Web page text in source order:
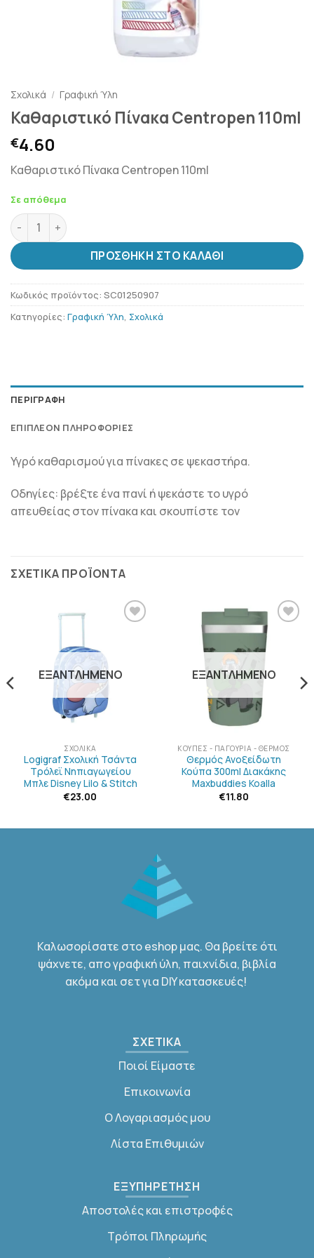
Σχολικά / Γραφική Ύλη
Καθαριστικό Πίνακα Centropen 110ml
€4.60
Καθαριστικό Πίνακα Centropen 110ml
Σε απόθεμα
Καθαριστικό Πίνακα Centropen 110ml ποσότητα
ΠΡΟΣΘΉΚΗ ΣΤΟ ΚΑΛΆΘΙ
Κωδικός προϊόντος: SC01250907
Κατηγορίες: Γραφική Ύλη, Σχολικά
ΠΕΡΙΓΡΑΦΉ
ΕΠΙΠΛΈΟΝ ΠΛΗΡΟΦΟΡΊΕΣ
Υγρό καθαρισμού για πίνακες σε ψεκαστήρα.
Οδηγίες: βρέξτε ένα πανί ή ψεκάστε το υγρό
απευθείας στον πίνακα και σκουπίστε τον
ΣΧΕΤΙΚΆ ΠΡΟΪΌΝΤΑ
ΛΊΣΤΑ
ΕΠΙΘΥΜΙΏΝ
ΕΞΑΝΤΛΗΜΈΝΟ
ΣΧΟΛΙΚΆ
Logigraf Σχολική Τσάντα
Τρόλεϊ Νηπιαγωγείου
Μπλε Disney Lilo & Stitch
€23.00
ΠΡΟΣΘΉΚΗ
ΣΤΗΝ
ΛΊΣΤΑ
ΕΞΑΝΤΛΗΜΈΝΟ
ΚΟΎΠΕΣ - ΠΑΓΟΎΡΙΑ - ΘΕΡΜΌΣ
Θερμός Ανοξείδωτη
Κούπα 300ml Διακάκης
Maxbuddies Koalla
€11.80
Καλωσορίσατε στο eshop μας. Θα βρείτε ότι
ψάχνετε, απο γραφική ύλη, παιχνίδια, βιβλία
ακόμα και σετ για DIY κατασκευές!
ΣΧΕΤΙΚΑ
Ποιοί Είμαστε
Επικοινωνία
Ο Λογαριασμός μου
Λίστα Επιθυμιών
ΕΞΥΠΗΡΕΤΗΣΗ
Αποστολές και επιστροφές
Τρόποι Πληρωμής